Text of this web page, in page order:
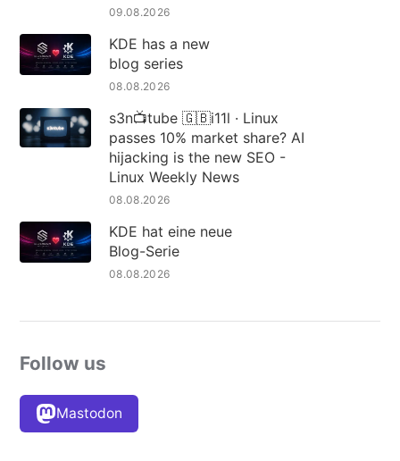
09.08.2026
KDE has a new
blog series
08.08.2026
s3n📺tube 🇬🇧i11l · Linux
passes 10% market share? AI
hijacking is the new SEO -
Linux Weekly News
08.08.2026
KDE hat eine neue
Blog-Serie
08.08.2026
Follow us
Mastodon